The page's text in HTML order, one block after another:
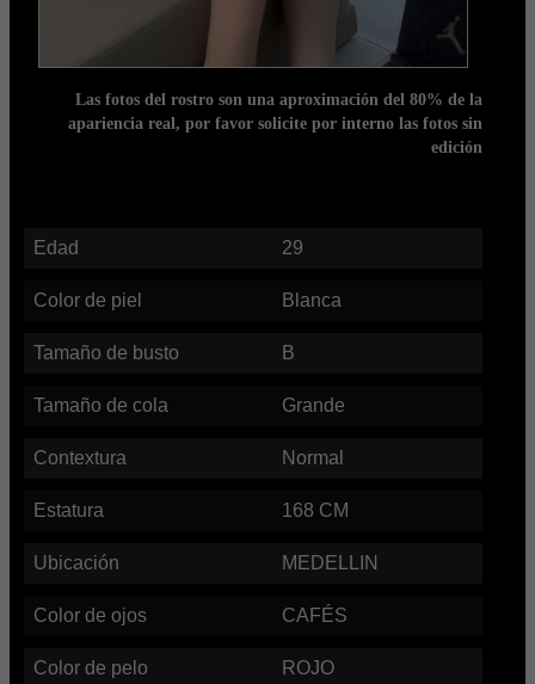
Las fotos del rostro son una aproximación del 80% de la
apariencia real, por favor solicite por interno las fotos sin
edición
Edad 29
Color de piel Blanca
Tamaño de busto B
Tamaño de cola Grande
Contextura Normal
Estatura 168 CM
Ubicación MEDELLIN
Color de ojos CAFÉS
Color de pelo ROJO